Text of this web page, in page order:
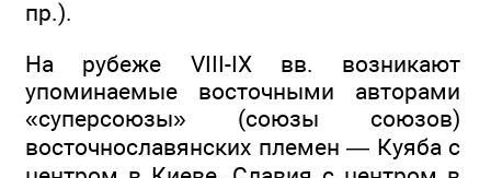
пр.).
На рубеже VIII-IX вв. возникают
упоминаемые восточными авторами
«суперсоюзы» (союзы союзов)
восточнославянских племен — Куяба с